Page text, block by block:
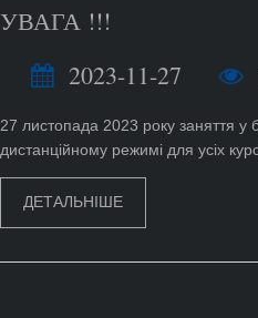
УВАГА !!!
2023-11-27
27 листопада 2023 року заняття у
дистанційному режимі для усіх
ДЕТАЛЬНІШЕ